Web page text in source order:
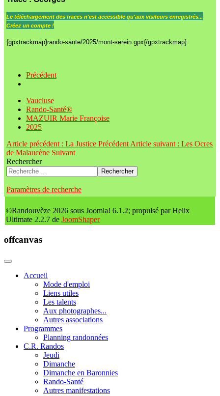
Le téléchargement des traces n'est accessible qu'aux visiteurs enregistrés...
Créez un compte !
{gpxtrackmap}rando-sante/2025/mont-serein.gpx{/gpxtrackmap}
Précédent
Vaucluse
Rando-Santé®
MAZUIR Marie Françoise
2025
Article précédent : La Justice Précédent Article suivant : Les Ocres
de Malaucène Suivant
Rechercher
Rechercher
Paramètres de recherche
©Randouvèze 2026 sous Joomla! 6.1.2; propulsé par Helix
Ultimate 2.2.7 de JoomShaper
offcanvas
Accueil
Mode d'emploi
Liens utiles
Les talents
Aux photographes...
Autres associations
Programmes
Planning randonnées
C.R. Randos
Jeudi
Dimanche
Dimanche en Baronnies
Rando-Santé
Autres manifestations